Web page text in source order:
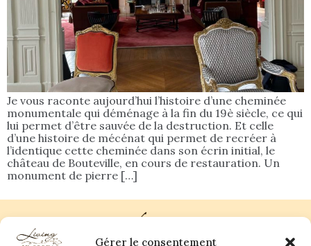
Gérer le consentement
Je vous raconte aujourd’hui l’histoire d’une cheminée
monumentale qui déménage à la fin du 19è siècle, ce qui
lui permet d’être sauvée de la destruction. Et celle
d’une histoire de mécénat qui permet de recréer à
l’identique cette cheminée dans son écrin initial, le
château de Bouteville, en cours de restauration. Un
monument de pierre […]